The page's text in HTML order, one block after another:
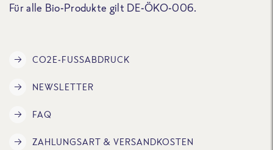
Für alle Bio-Produkte gilt DE-ÖKO-006.
CO2E-FUSSABDRUCK
NEWSLETTER
FAQ
ZAHLUNGSART & VERSANDKOSTEN